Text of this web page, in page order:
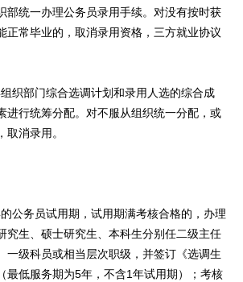
部统一办理公务员录用手续。对没有按时获
正常毕业的，取消录用资格，三方就业协议
部门综合选调计划和录用人选的综合成
进行统筹分配。对不服从组织统一分配，或
消录用。
务员试用期，试用期满考核合格的，办理
究生、硕士研究生、本科生分别任二级主任
一级科员或相当层次职级，并签订《选调生
最低服务期为5年，不含1年试用期）；考核